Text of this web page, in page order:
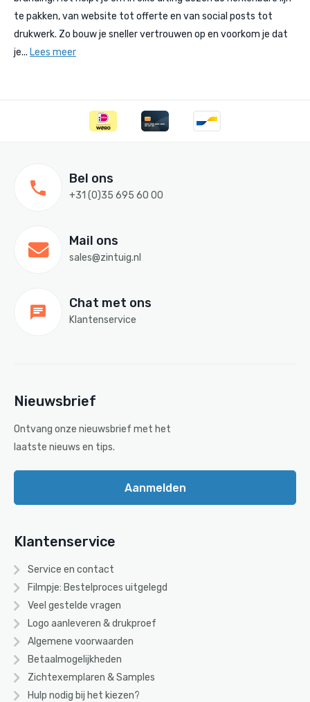
te pakken, van website tot offerte en van social posts tot
drukwerk. Zo bouw je sneller vertrouwen op en voorkom je dat
je... Lees meer
Bel ons
+31 (0)35 695 60 00
Mail ons
sales@zintuig.nl
Chat met ons
Klantenservice
Nieuwsbrief
Ontvang onze nieuwsbrief met het
laatste nieuws en tips.
Aanmelden
Klantenservice
Service en contact
Filmpje: Bestelproces uitgelegd
Veel gestelde vragen
Logo aanleveren & drukproef
Algemene voorwaarden
Betaalmogelijkheden
Zichtexemplaren & Samples
Hulp nodig bij het kiezen?